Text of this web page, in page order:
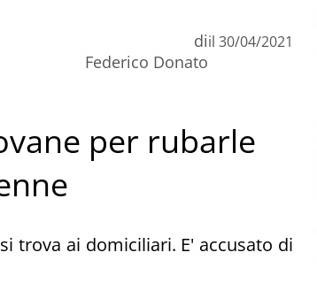
di
Federico Donato
il 30/04/2021
per rubarle
trova ai domiciliari. E' accusato di